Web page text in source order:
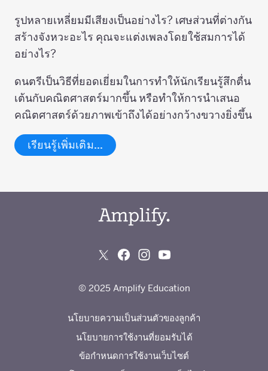
รูปหลายเหลี่ยมมีเสียงเป็นอย่างไร? เศษส่วนที่ต่างกัน
สร้างจังหวะอะไร คุณจะแต่งเพลงโดยใช้สมการได้
อย่างไร?
ดนตรีเป็นวิธีที่ยอดเยี่ยมในการทำให้นักเรียนรู้สึกตื่น
เต้นกับคณิตศาสตร์มากขึ้น หรือทำให้การนำเสนอ
คณิตศาสตร์ด้วยภาพเข้าถึงได้อย่างกว้างขวางยิ่งขึ้น
เรียนรู้เพิ่มเติม…
© 2025 Amplify Education
นโยบายความเป็นส่วนตัวของลูกค้า
นโยบายการใช้งานที่ยอมรับได้
ข้อกำหนดการใช้งานเว็บไซต์